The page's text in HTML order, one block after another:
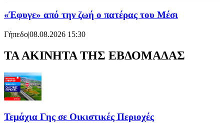
«Έφυγε» από την ζωή ο πατέρας του Μέσι
Γήπεδο|08.08.2026 15:30
ΤΑ ΑΚΙΝΗΤΑ ΤΗΣ ΕΒΔΟΜΑΔΑΣ
Τεμάχια Γης σε Οικιστικές Περιοχές